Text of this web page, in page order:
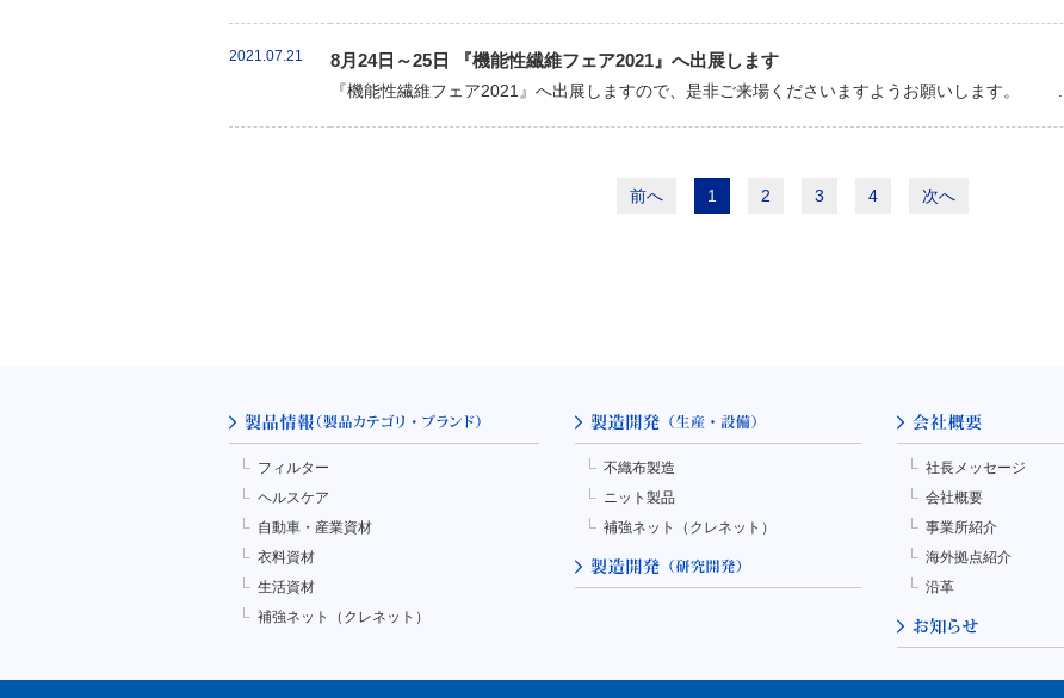
2021.07.21 8月24日～25日 『機能性繊維フェア2021』へ出展します
『機能性繊維フェア2021』へ出展しますので、是非ご来場くださいますようお願いします。 ...
前へ 1 2 3 4 次へ
フィルター
ヘルスケア
自動車・産業資材
衣料資材
生活資材
補強ネット（クレネット）
不織布製造
ニット製品
補強ネット（クレネット）
社長メッセージ
会社概要
事業所紹介
海外拠点紹介
沿革